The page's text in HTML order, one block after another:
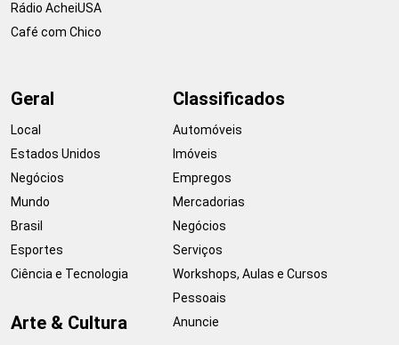
Rádio AcheiUSA
Café com Chico
Geral
Local
Estados Unidos
Negócios
Mundo
Brasil
Esportes
Ciência e Tecnologia
Arte & Cultura
Classificados
Automóveis
Imóveis
Empregos
Mercadorias
Negócios
Serviços
Workshops, Aulas e Cursos
Pessoais
Anuncie